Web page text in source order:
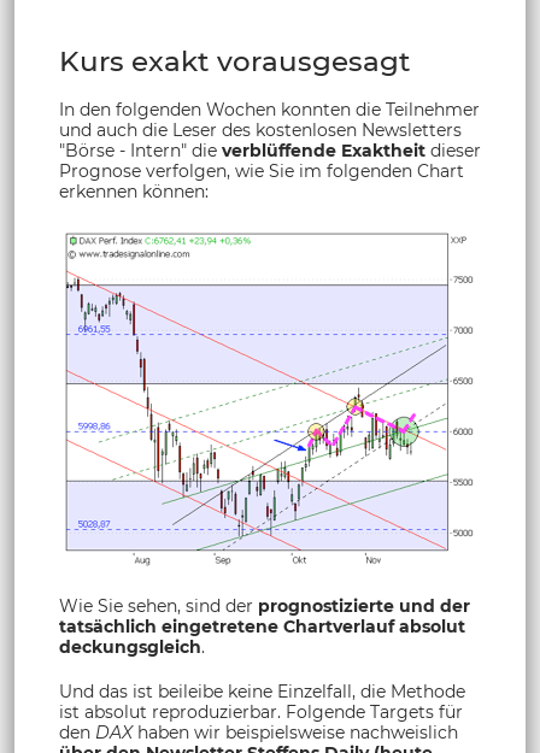
Kurs exakt vorausgesagt
In den folgenden Wochen konnten die Teilnehmer
und auch die Leser des kostenlosen Newsletters
"Börse - Intern" die verblüffende Exaktheit dieser
Prognose verfolgen, wie Sie im folgenden Chart
erkennen können:
Wie Sie sehen, sind der prognostizierte und der
tatsächlich eingetretene Chartverlauf absolut
deckungsgleich.
Und das ist beileibe keine Einzelfall, die Methode
ist absolut reproduzierbar. Folgende Targets für
den DAXhaben wir beispielsweise nachweislich